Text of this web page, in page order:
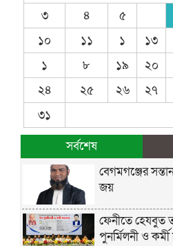
৩
৪ ৫
১০
১১ ১ ১৩
১
৮ ১৯ ২০
২৪
২৫ ২৬ ২৭
৩১
সর্বশেষ
বেগমগঞ্জের
জয়
ফেনীতে হেযবুত
পুনর্মিলনী ও